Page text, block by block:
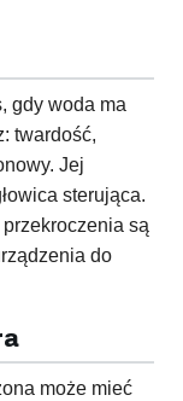
gdy woda ma
twardość,
Jej
sterująca.
są
do
może mieć